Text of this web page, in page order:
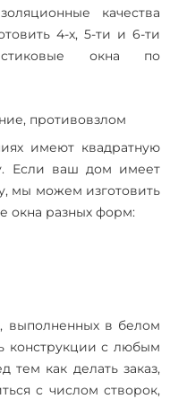
качества
4-х, 5-ти и 6-ти
окна по
противовзлом
имеют квадратную
Если ваш дом имеет
мы можем изготовить
окна разных форм:
выполненных в белом
конструкции с любым
тем как делать заказ,
с числом створок,